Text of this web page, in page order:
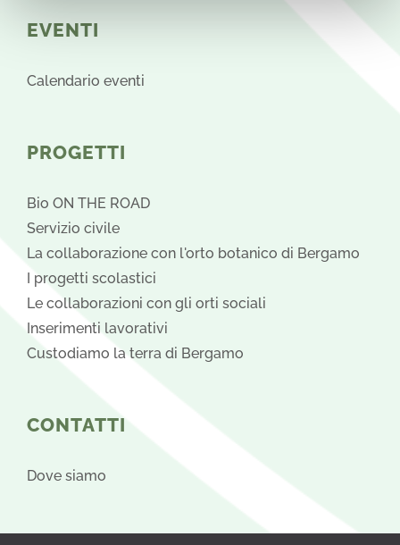
EVENTI
Calendario eventi
PROGETTI
Bio ON THE ROAD
Servizio civile
La collaborazione con l'orto botanico di Bergamo
I progetti scolastici
Le collaborazioni con gli orti sociali
Inserimenti lavorativi
Custodiamo la terra di Bergamo
CONTATTI
Dove siamo